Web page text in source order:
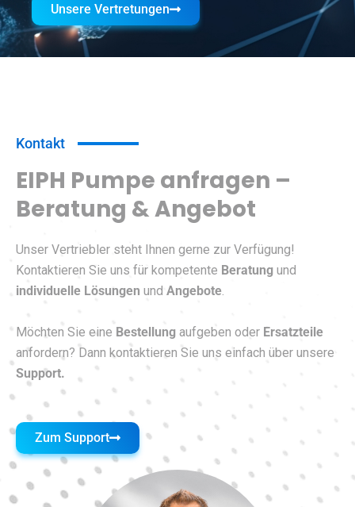
Unsere Vertretungen
Kontakt
EIPH Pumpe anfragen –
Beratung & Angebot
Unser Vertriebler steht Ihnen gerne zur Verfügung!
Kontaktieren Sie uns für kompetente Beratung und
individuelle Lösungen und Angebote.
Möchten Sie eine Bestellung aufgeben oder Ersatzteile
anfordern? Dann kontaktieren Sie uns einfach über unsere
Support.
Zum Support